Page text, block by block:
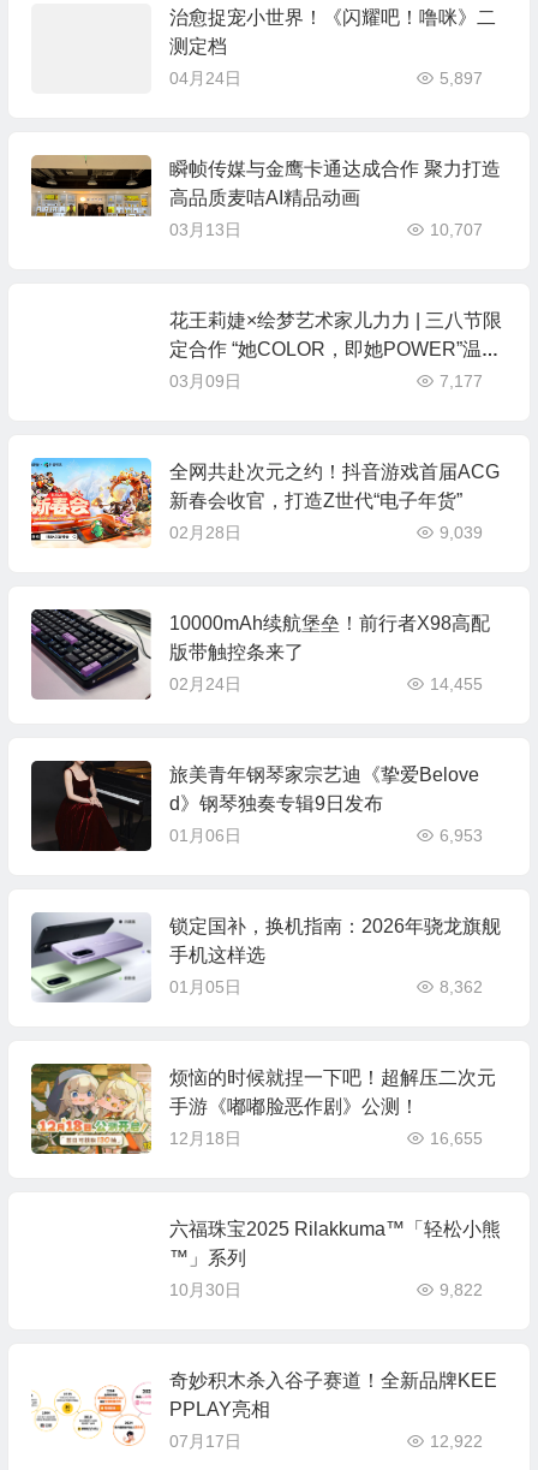
治愈捉宠小世界！《闪耀吧！噜咪》二
测定档
04月24日 5,897
瞬帧传媒与金鹰卡通达成合作 聚力打造
高品质麦咭AI精品动画
03月13日 10,707
花王莉婕×绘梦艺术家儿力力 | 三八节限
定合作 “她COLOR，即她POWER”温柔
上线
03月09日 7,177
全网共赴次元之约！抖音游戏首届ACG
新春会收官，打造Z世代“电子年货”
02月28日 9,039
10000mAh续航堡垒！前行者X98高配
版带触控条来了
02月24日 14,455
旅美青年钢琴家宗艺迪《挚爱Belove
d》钢琴独奏专辑9日发布
01月06日 6,953
锁定国补，换机指南：2026年骁龙旗舰
手机这样选
01月05日 8,362
烦恼的时候就捏一下吧！超解压二次元
手游《嘟嘟脸恶作剧》公测！
12月18日 16,655
六福珠宝2025 Rilakkuma™「轻松小熊
™」系列
10月30日 9,822
奇妙积木杀入谷子赛道！全新品牌KEE
PPLAY亮相
07月17日 12,922